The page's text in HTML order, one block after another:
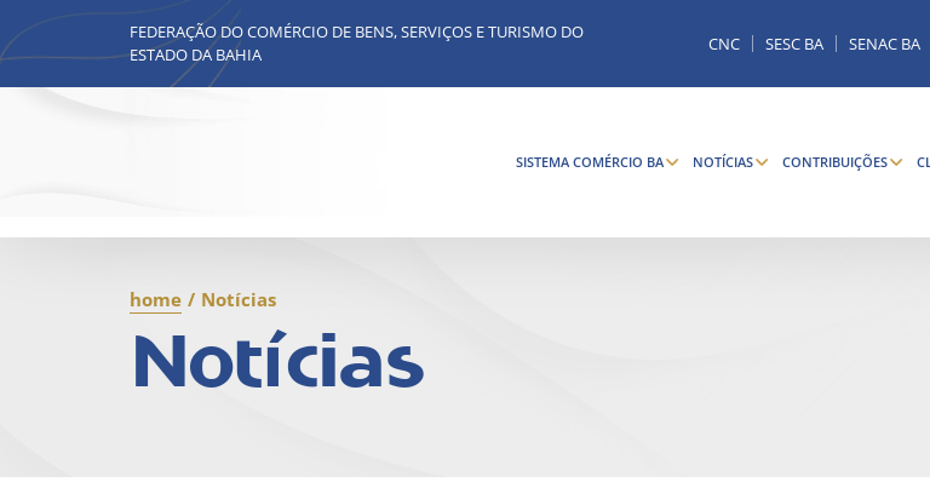
FEDERAÇÃO DO COMÉRCIO DE BENS, SERVIÇOS E TURISMO DO
ESTADO DA BAHIA
CNC SESC BA SENAC BA
SISTEMA COMÉRCIO BA NOTÍCIAS CONTRIBUIÇÕES
home / Notícias
Notícias